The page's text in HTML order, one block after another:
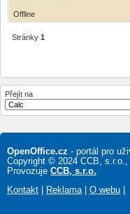
Offline
Stránky 1
Přejít na
OpenOffice.cz - portál pro
Copyright © 2024 CCB,
Provozuje CCB, s.r.o.
Kontakt
Reklama O webu